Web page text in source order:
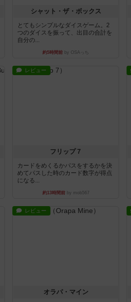
シャット・ザ・ボックス
とてもシンプルなダイスゲーム。2
つのダイスを振って、出目の合計を
自分の...
約5時間前 by OSAっち
レビュー
フリップ７
カードをめくるかパスをするかを決
めてパスした時のカード数字が得点
になる...
約13時間前by mob567
レビュー
オラパ・マイン